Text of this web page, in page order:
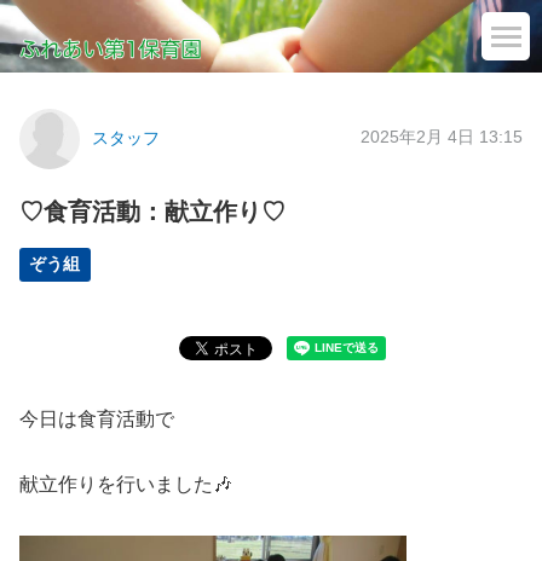
スタッフ 2025年2月 4日 13:15
♡食育活動：献立作り♡
ぞう組
今日は食育活動で
献立作りを行いました🎶